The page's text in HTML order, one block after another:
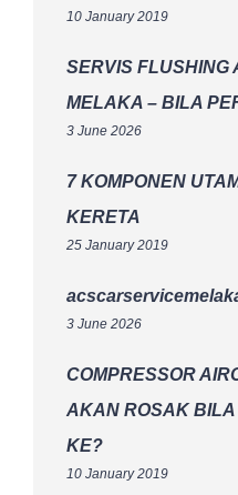
10 January 2019
SERVIS FLUSHING
MELAKA – BILA
3 June 2026
7 KOMPONEN
KERETA
25 January 2019
3 June 2026
COMPRESSOR
AKAN ROSAK
KE?
10 January 2019